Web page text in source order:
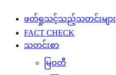
ဖတ်ရှုသင့်သည့်သတင်းများ
FACT CHECK
သတင်းစာ
မြဝတီ